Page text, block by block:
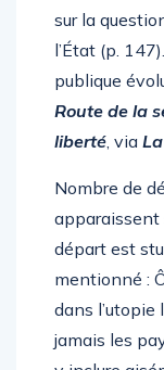
absolue dans
sur la
l’État (p.
publique
Route de la
Nombre de
apparaissent
départ est
mentionné :
dans l’utopie
jamais les